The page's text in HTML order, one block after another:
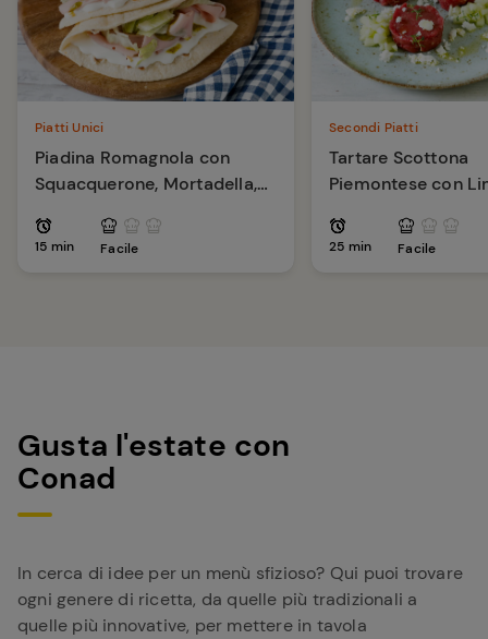
Piatti Unici
Piadina Romagnola con
Squacquerone, Mortadella,
15 min Facile
Secondi Piatti
Tartare Scottona
Piemontese con
25 min Facile
Gusta l'estate con
Conad
In cerca di idee per un menù sfizioso? Qui puoi trovare
ogni genere di ricetta, da quelle più tradizionali a
quelle più innovative, per mettere in tavola